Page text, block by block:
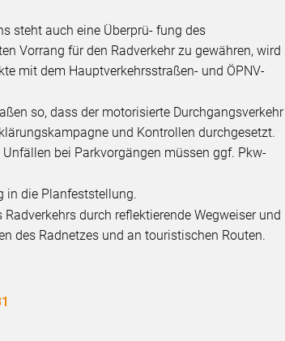
steht auch eine Überprü- fung des
Vorrang für den Radverkehr zu gewähren, wird
mit dem Hauptverkehrsstraßen- und ÖPNV-
so, dass der motorisierte Durchgangsverkehr
und Kontrollen durchgesetzt.
bei Parkvorgängen müssen ggf. Pkw-
in die Planfeststellung.
durch reflektierende Wegweiser und
des Radnetzes und an touristischen Routen.